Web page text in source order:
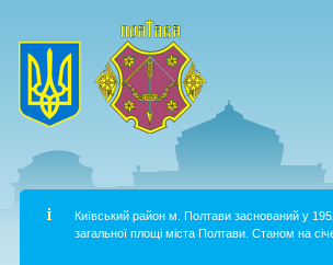
Київський район м. Полтави заснований у
загальної площі міста Полтави. Станом на